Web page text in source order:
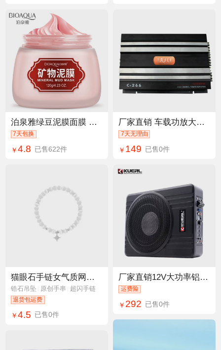
泊泉雅绿豆泥膜面膜 补水保湿温和海藻清洁 泥膜护肤品
7天包换
￥4.8 已售622件
猫眼石手链女气质网红iins小众设计手环闺蜜学生手饰品
锆石吊坠 原创手串 超闪手链
退货包运费
￥4.5 已售0件
厂家直销 车载功放大功率汽车音响功放C-266功放推低音炮套装喇叭
7天无理由
￥ 149 已售0件
厂家直销12V大功率铝合金车载音箱座椅下音响改装10寸超薄低音炮
运费险
￥ 292 已售0件